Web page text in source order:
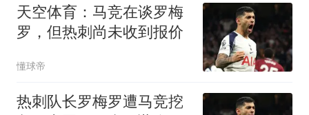
天空体育：马竞在谈罗梅
罗，但热刺尚未收到报价
懂球帝
热刺队长罗梅罗遭马竞挖